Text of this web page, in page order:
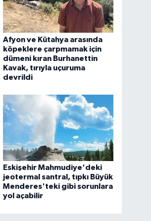
Afyon ve Kütahya arasında
köpeklere çarpmamak için
dümeni kıran Burhanettin
Kavak, tırıyla uçuruma
devrildi
Eskişehir Mahmudiye'deki
jeotermal santral, tıpkı Büyük
Menderes'teki gibi sorunlara
yol açabilir